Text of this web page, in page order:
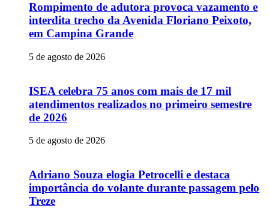
Rompimento de adutora provoca vazamento e
interdita trecho da Avenida Floriano Peixoto,
em Campina Grande
5 de agosto de 2026
ISEA celebra 75 anos com mais de 17 mil
atendimentos realizados no primeiro semestre
de 2026
5 de agosto de 2026
Adriano Souza elogia Petrocelli e destaca
importância do volante durante passagem pelo
Treze